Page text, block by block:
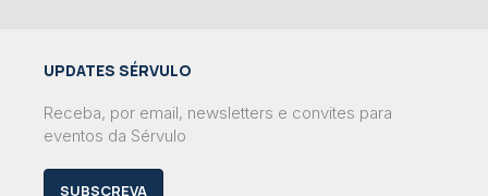
UPDATES SÉRVULO
Receba, por email, newsletters e convites para
eventos da Sérvulo
SUBSCREVA